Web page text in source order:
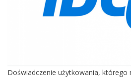
Doświadczenie użytkowania, którego